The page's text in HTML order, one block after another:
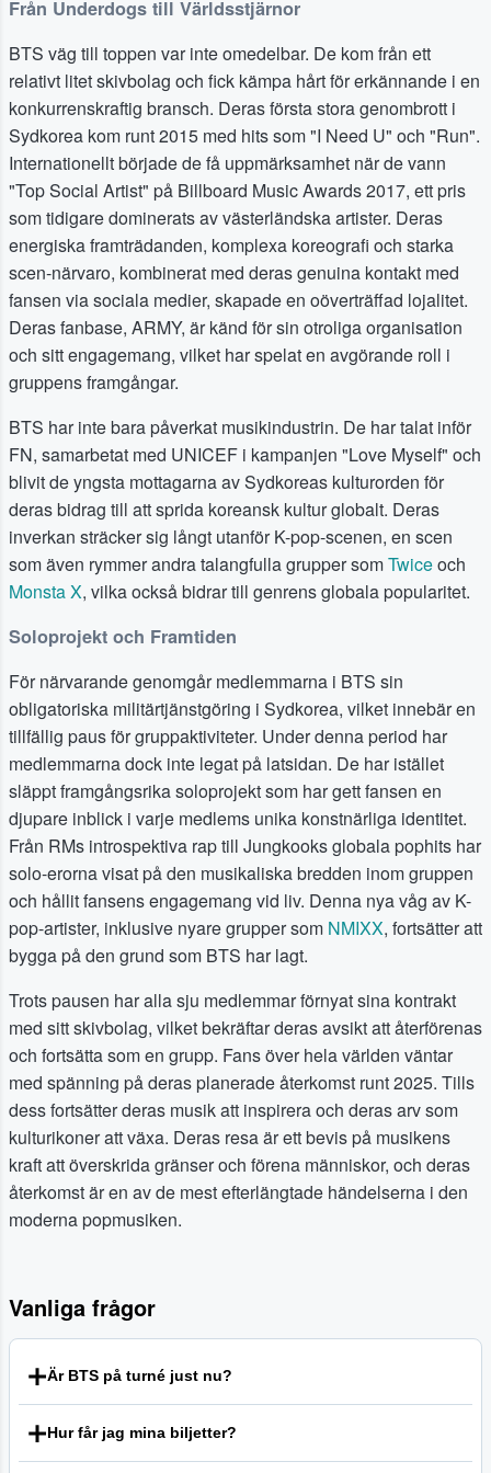
Från Underdogs till Världsstjärnor
BTS väg till toppen var inte omedelbar. De kom från ett
relativt litet skivbolag och fick kämpa hårt för erkännande i en
konkurrenskraftig bransch. Deras första stora genombrott i
Sydkorea kom runt 2015 med hits som "I Need U" och "Run".
Internationellt började de få uppmärksamhet när de vann
"Top Social Artist" på Billboard Music Awards 2017, ett pris
som tidigare dominerats av västerländska artister. Deras
energiska framträdanden, komplexa koreografi och starka
scen-närvaro, kombinerat med deras genuina kontakt med
fansen via sociala medier, skapade en oöverträffad lojalitet.
Deras fanbase, ARMY, är känd för sin otroliga organisation
och sitt engagemang, vilket har spelat en avgörande roll i
gruppens framgångar.
BTS har inte bara påverkat musikindustrin. De har talat inför
FN, samarbetat med UNICEF i kampanjen "Love Myself" och
blivit de yngsta mottagarna av Sydkoreas kulturorden för
deras bidrag till att sprida koreansk kultur globalt. Deras
inverkan sträcker sig långt utanför K-pop-scenen, en scen
som även rymmer andra talangfulla grupper somTwiceoch
Monsta X, vilka också bidrar till genrens globala popularitet.
Soloprojekt och Framtiden
För närvarande genomgår medlemmarna i BTS sin
obligatoriska militärtjänstgöring i Sydkorea, vilket innebär en
tillfällig paus för gruppaktiviteter. Under denna period har
medlemmarna dock inte legat på latsidan. De har istället
släppt framgångsrika soloprojekt som har gett fansen en
djupare inblick i varje medlems unika konstnärliga identitet.
Från RMs introspektiva rap till Jungkooks globala pophits har
solo-erorna visat på den musikaliska bredden inom gruppen
och hållit fansens engagemang vid liv. Denna nya våg av K-
pop-artister, inklusive nyare grupper som NMIXX, fortsätter att
bygga på den grund som BTS har lagt.
Trots pausen har alla sju medlemmar förnyat sina kontrakt
med sitt skivbolag, vilket bekräftar deras avsikt att återförenas
och fortsätta som en grupp. Fans över hela världen väntar
med spänning på deras planerade återkomst runt 2025. Tills
dess fortsätter deras musik att inspirera och deras arv som
kulturikoner att växa. Deras resa är ett bevis på musikens
kraft att överskrida gränser och förena människor, och deras
återkomst är en av de mest efterlängtade händelserna i den
moderna popmusiken.
Vanliga frågor
Är BTS på turné just nu?
eftersom medlemmarna fullgör sin obligatoriska
militärtjänstgöring i Sydkorea. Under denna tid har flera av
Hur får jag mina biljetter?